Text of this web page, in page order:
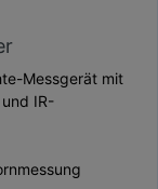
Messgerät mit
IR-